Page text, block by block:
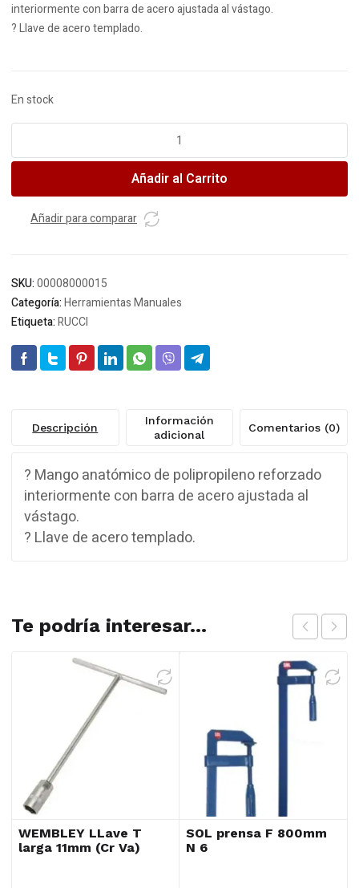
interiormente con barra de acero ajustada al vástago.
? Llave de acero templado.
En stock
T
anatomico
9MM
Añadir al Carrito
Añadir para comparar
SKU:00008000015
Categoría:Herramientas Manuales
Etiqueta:RUCCI
Descripción
Información
adicional
Comentarios (0)
? Mango anatómico de polipropileno reforzado
interiormente con barra de acero ajustada al
vástago.
? Llave de acero templado.
Te podría interesar...
WEMBLEY LLave T
larga 11mm (Cr Va)
SOL prensa F 800mm
N 6